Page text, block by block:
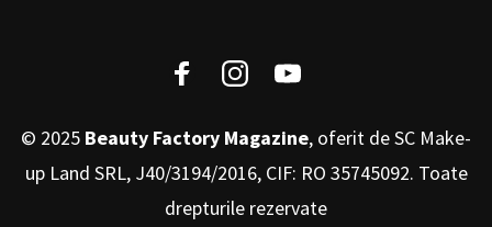
© 2025 Beauty Factory Magazine, oferit de SC Make-
up Land SRL, J40/3194/2016, CIF: RO 35745092. Toate
drepturile rezervate